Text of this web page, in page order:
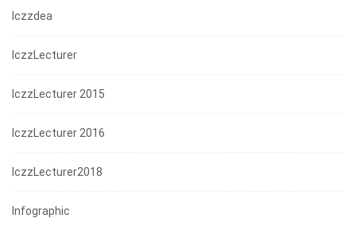
Iczzdea
IczzLecturer
IczzLecturer 2015
IczzLecturer 2016
IczzLecturer2018
Infographic